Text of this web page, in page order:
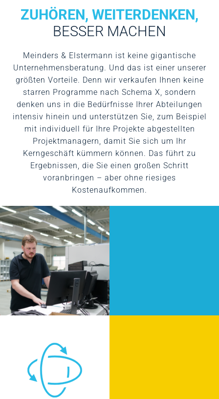
ZUHÖREN, WEITERDENKEN,
BESSER MACHEN
Meinders & Elstermann ist keine gigantische
Unternehmensberatung. Und das ist einer unserer
größten Vorteile. Denn wir verkaufen Ihnen keine
starren Programme nach Schema X, sondern
denken uns in die Bedürfnisse Ihrer Abteilungen
intensiv hinein und unterstützen Sie, zum Beispiel
mit individuell für Ihre Projekte abgestellten
Projektmanagern, damit Sie sich um Ihr
Kerngeschäft kümmern können. Das führt zu
Ergebnissen, die Sie einen großen Schritt
voranbringen – aber ohne riesiges
Kostenaufkommen.